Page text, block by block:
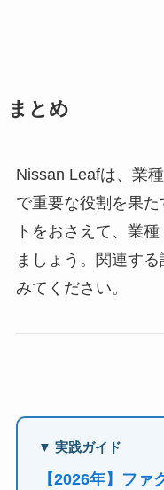
まとめ
Nissan Leafは、業
で重要な役割を果
トをおさえて、業
ましょう。関連す
みてください。
▼ 実践ガイド
【2026年】ファ